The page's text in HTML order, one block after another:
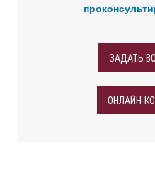
ЗАДАТЬ
ОНЛАЙН-